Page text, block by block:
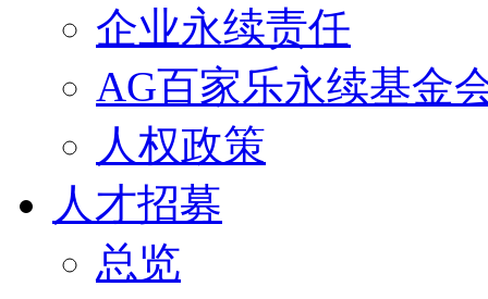
企业永续责任
AG百家乐永续基金
人权政策
人才招募
总览